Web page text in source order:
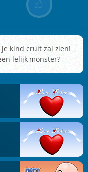
kind eruit zal zien!
lelijk monster?